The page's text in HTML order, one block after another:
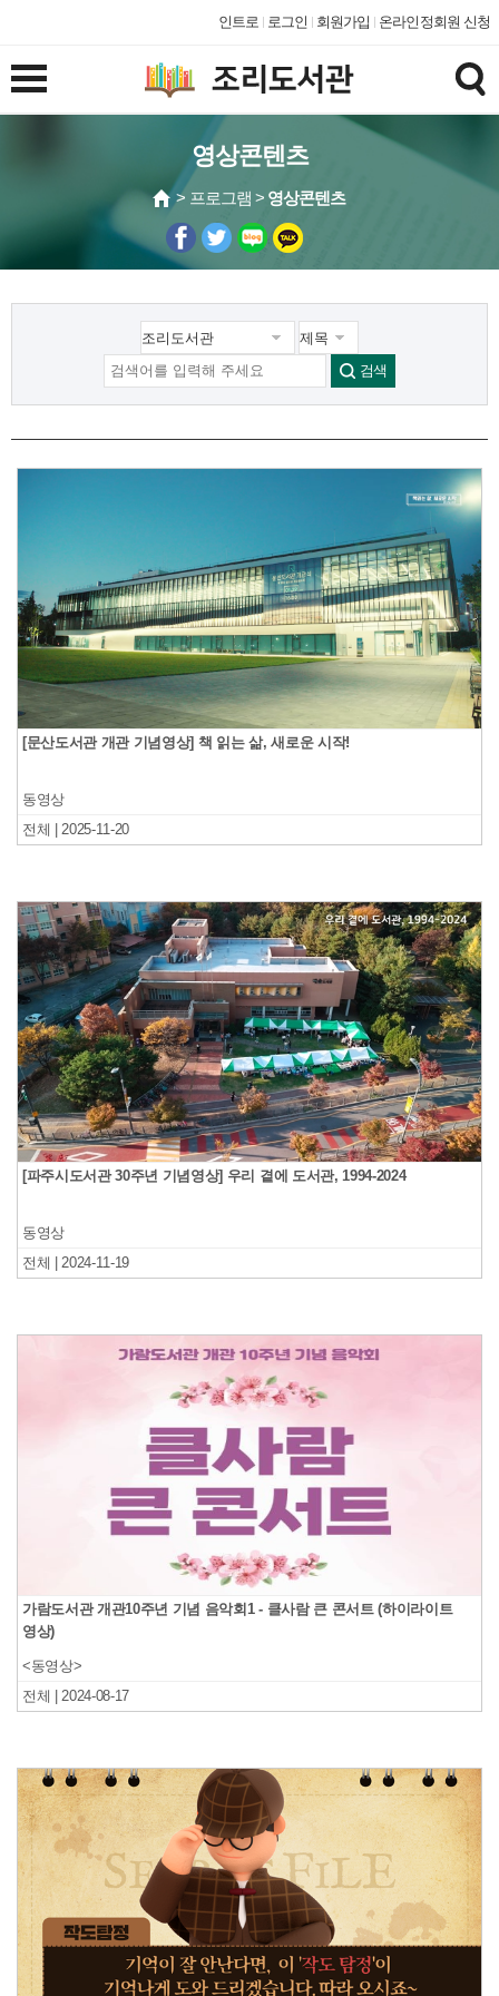
인트로 로그인 회원가입 온라인정회원 신청
영상콘텐츠
> 프로그램 > 영상콘텐츠
검색
[문산도서관 개관 기념영상] 책 읽는 삶, 새로운 시작!
동영상
전체 | 2025-11-20
[파주시도서관 30주년 기념영상] 우리 곁에 도서관, 1994-2024
동영상
전체 | 2024-11-19
가람도서관 개관10주년 기념 음악회1 - 클사람 큰 콘서트 (하이라이트
영상)
<동영상>
전체 | 2024-08-17